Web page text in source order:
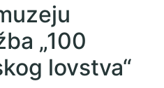
„100
lovstva“